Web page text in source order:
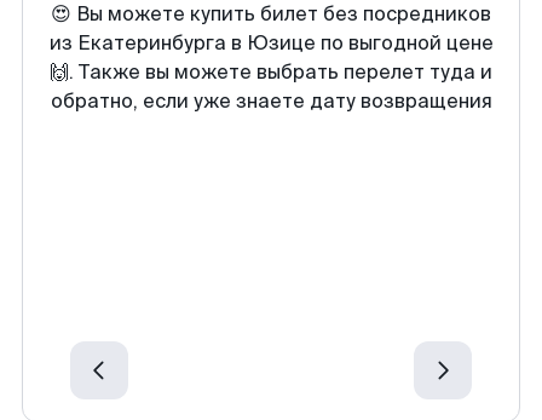
😍 Вы можете купить билет без посредников
из Екатеринбурга в Юзице по выгодной цене
🙌. Также вы можете выбрать перелет туда и
обратно, если уже знаете дату возвращения